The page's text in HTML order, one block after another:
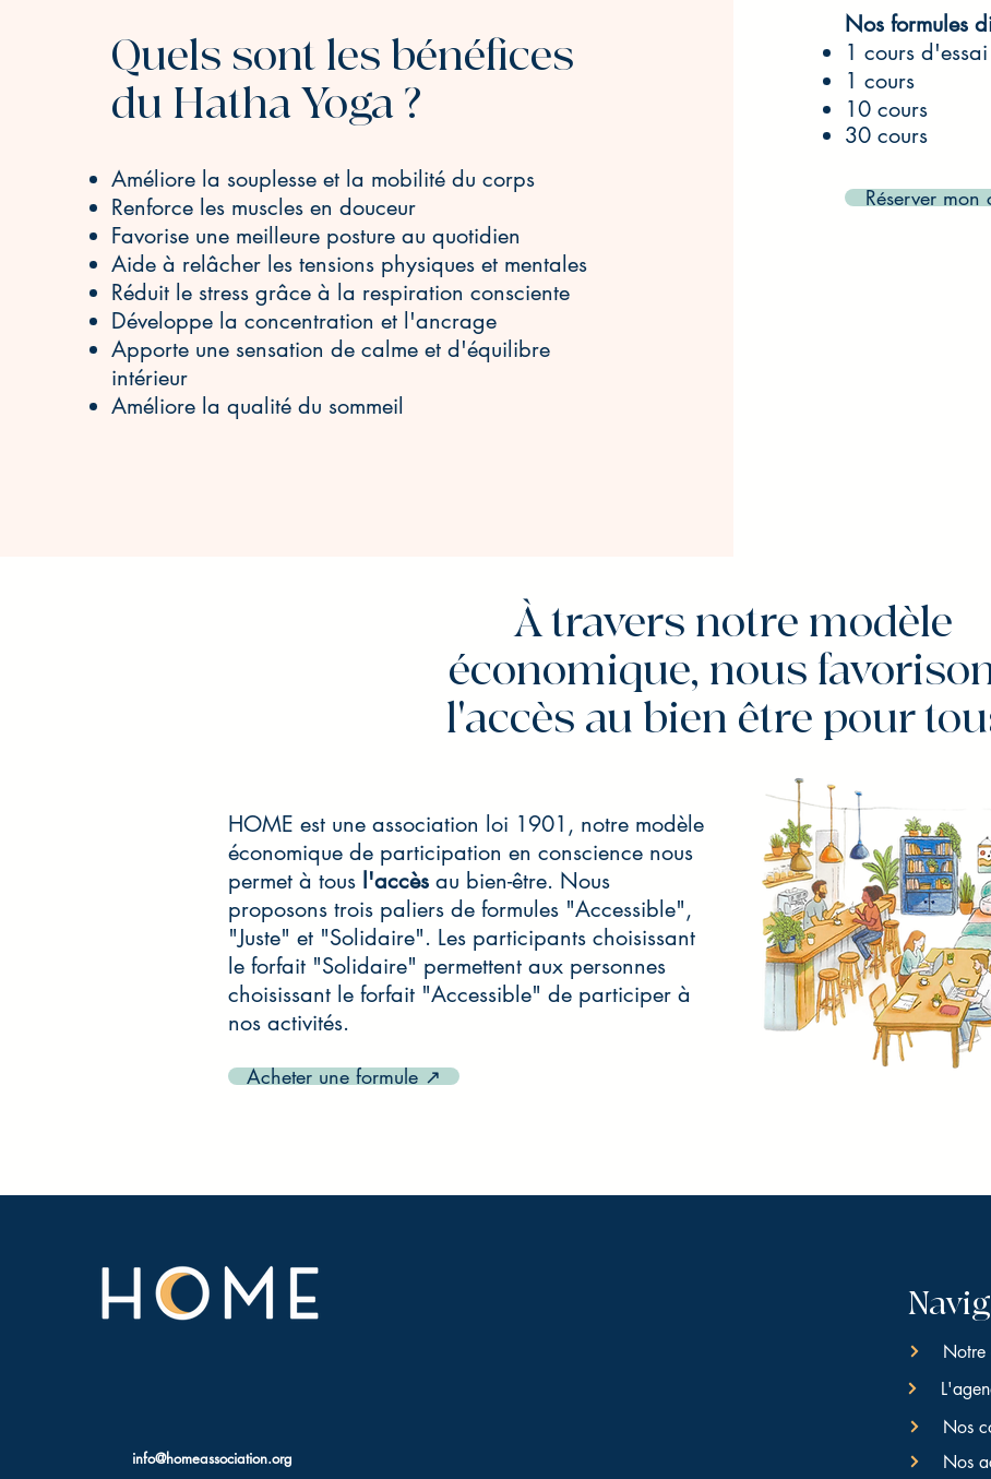
Quels sont les bénéfices
du Hatha Yoga ?
Améliore la souplesse et la mobilité du corps
Renforce les muscles en douceur
Favorise une meilleure posture au quotidien
Aide à relâcher les tensions physiques et mentales
Réduit le stress grâce à la respiration consciente
Développe la concentration et l'ancrage
Apporte une sensation de calme et d'équilibre
intérieur
Améliore la qualité du sommeil
Nos formules
1 cours d'essai
1 cours
10 cours
30 cours
Réserver
À travers notre modèle
économique, nous
l'accès au bien être pour
HOME est une association loi 1901, notre modèle
économique de participation en conscience nous
permet à tous l'accès au bien-être. Nous
proposons trois paliers de formules "Accessible",
"Juste" et "Solidaire". Les participants choisissant
le forfait "Solidaire" permettent aux personnes
choisissant le forfait "Accessible" de participer à
nos activités.
Acheter une formule ↗
info@homeassociation.org
Notre
Nos
Nos